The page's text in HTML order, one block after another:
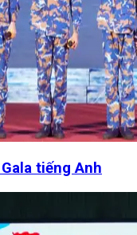
tiếng Anh